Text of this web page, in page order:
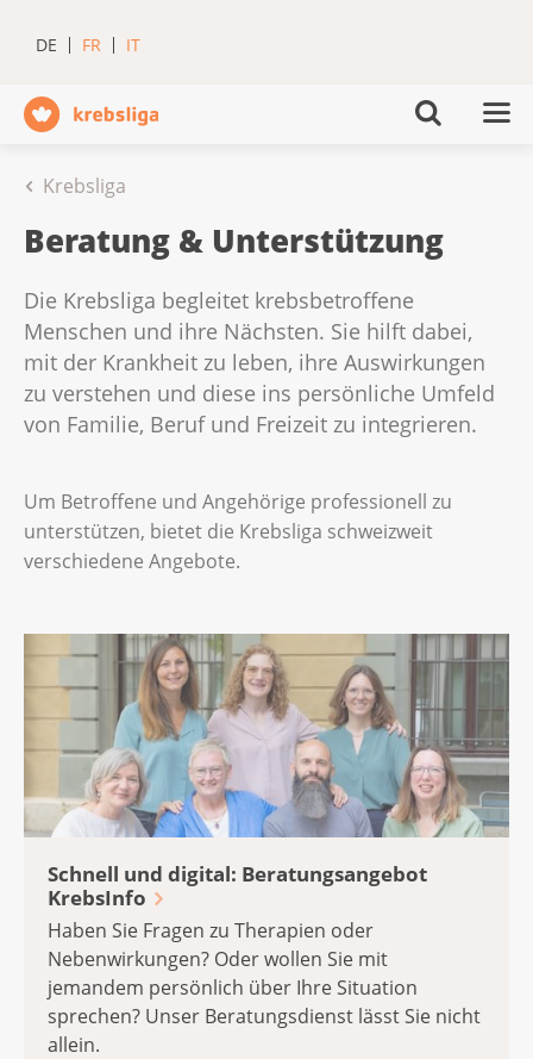
DE FR IT
Krebsliga
Beratung & Unterstützung
Die Krebsliga begleitet krebsbetroffene
Menschen und ihre Nächsten. Sie hilft dabei,
mit der Krankheit zu leben, ihre Auswirkungen
zu verstehen und diese ins persönliche Umfeld
von Familie, Beruf und Freizeit zu integrieren.
Um Betroffene und Angehörige professionell zu
unterstützen, bietet die Krebsliga schweizweit
verschiedene Angebote.
Schnell und digital: Beratungsangebot
KrebsInfo
Haben Sie Fragen zu Therapien oder
Nebenwirkungen? Oder wollen Sie mit
jemandem persönlich über Ihre Situation
sprechen? Unser Beratungsdienst lässt Sie nicht
allein.